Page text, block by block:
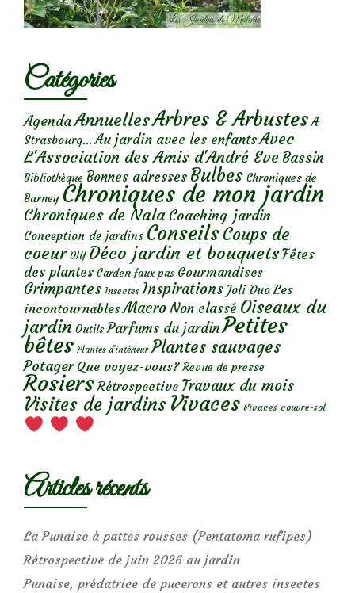
Catégories
AgendaAnnuellesArbres & Arbustes A
Strasbourg... Au jardin avec les enfantsAvec
L'Association des Amis d'André Eve Bassin
Bibliothèque Bonnes adresses Bulbes Chroniques de
Barney Chroniques de mon jardin
Chroniques de Nala Coaching-jardin
Conception de jardins ConseilsCoups de
coeur DIY Déco jardin et bouquetsFêtes
des plantes Garden faux pas Gourmandises
Grimpantes Insectes Inspirations Joli Duo Les
incontournables Macro Non classé Oiseaux du
jardin Outils Parfums du jardinPetites
bêtes Plantes d’intérieur Plantes sauvages
Potager Que voyez-vous? Revue de presse
Rosiers Rétrospective Travaux du mois
Visites de jardins Vivaces Vivaces couvre-sol
Articles récents
La Punaise à pattes rousses (Pentatoma rufipes)
Rétrospective de juin 2026 au jardin
Punaise, prédatrice de pucerons et autres insectes